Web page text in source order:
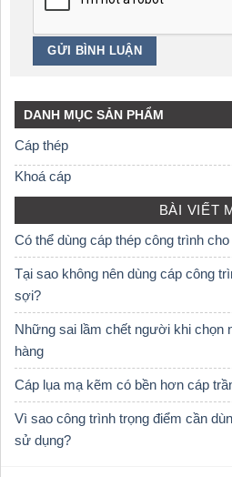
DANH MỤC SẢN PHẨM
Cáp thép
Khoá cáp
BÀI VIẾT
Có thể dùng cáp thép công trình
Tại sao không nên dùng cáp công
sợi?
Những sai lầm chết người khi chọn
hàng
Cáp lụa mạ kẽm có bền hơn cáp
Vì sao công trình trọng điểm cần
sử dụng?